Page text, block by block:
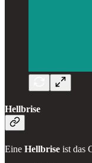
Hellbrise
Eine Hellbrise ist das